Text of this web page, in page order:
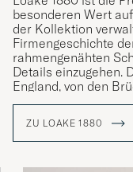
besonderen Wert
der Kollektion
Firmengeschichte
rahmengenähten
Details einzugehen.
England, von den
Loake gegründet
Die gesamte
ZU LOAKE 1880